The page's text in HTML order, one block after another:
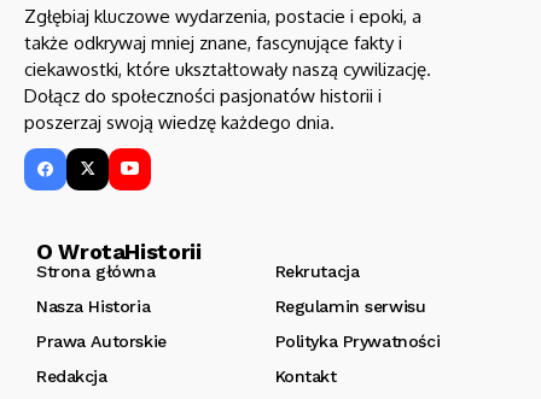
Zgłębiaj kluczowe wydarzenia, postacie i epoki, a
także odkrywaj mniej znane, fascynujące fakty i
ciekawostki, które ukształtowały naszą cywilizację.
Dołącz do społeczności pasjonatów historii i
poszerzaj swoją wiedzę każdego dnia.
O WrotaHistorii
Strona główna
Rekrutacja
Nasza Historia
Regulamin serwisu
Prawa Autorskie
Polityka Prywatności
Redakcja
Kontakt